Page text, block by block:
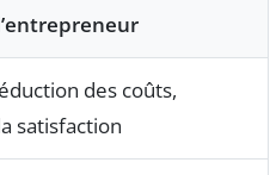
des coûts,
satisfaction